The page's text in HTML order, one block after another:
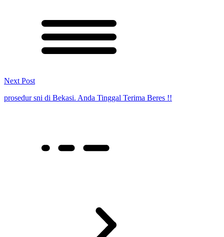
Next Post
prosedur sni di Bekasi. Anda Tinggal Terima Beres !!